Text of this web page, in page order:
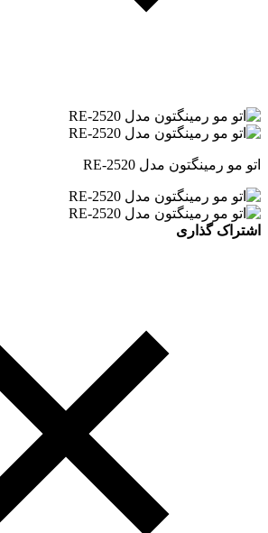
اتو مو رمینگتون مدل RE-2520
اشتراک گذاری